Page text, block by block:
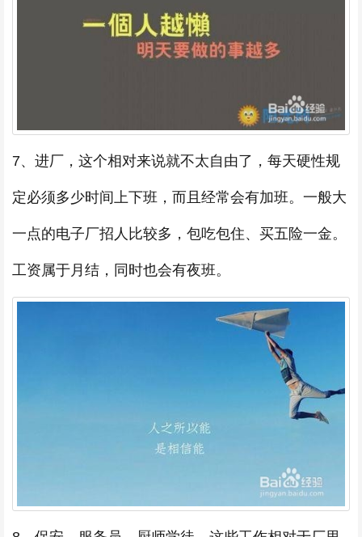
7、进厂，这个相对来说就不太自由了，每天硬性规
定必须多少时间上下班，而且经常会有加班。一般大
一点的电子厂招人比较多，包吃包住、买五险一金。
工资属于月结，同时也会有夜班。